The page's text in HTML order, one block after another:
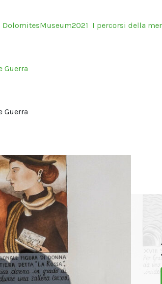
DolomitesMuseum2021 I percorsi della
Guerra
Guerra